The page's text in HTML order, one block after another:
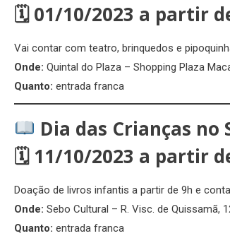
🗓01/10/2023 a partir
Vai contar com teatro, brinquedos e
Onde: Quintal do Plaza – Shopping Plaza
Quanto: entrada franca
Dia das Crianças no
🗓 11/10/2023 a partir
Doação de livros infantis a partir de 9h e
Onde: Sebo Cultural – R. Visc. de Quissamã,
Quanto: entrada franca